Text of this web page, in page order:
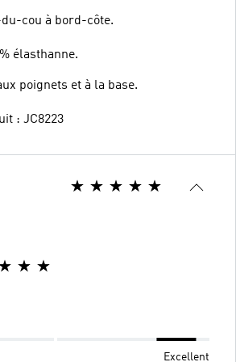
cou à bord-côte.
élasthanne.
poignets et à la base.
: JC8223
Excellent